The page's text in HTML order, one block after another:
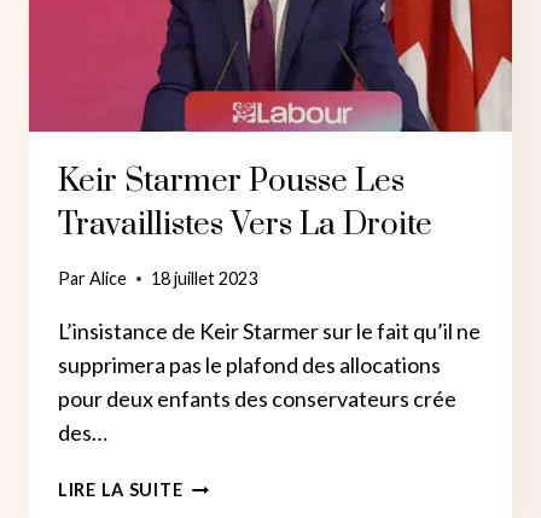
RÉFUGIÉS
Keir Starmer Pousse Les
Travaillistes Vers La Droite
ParAlice 18 juillet 2023
L’insistance de Keir Starmer sur le fait qu’il ne
supprimera pas le plafond des allocations
pour deux enfants des conservateurs crée
des…
LIRE LA SUITEKEIR